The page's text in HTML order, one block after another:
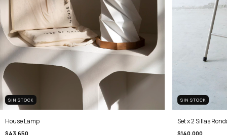
SIN STOCK
House Lamp
$43.650
SIN STOCK
Set x 2 Sillas
$140.000